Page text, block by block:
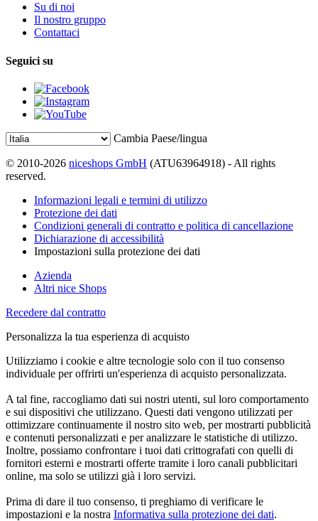
Su di noi
Il nostro gruppo
Contattaci
Seguici su
Cambia Paese/lingua
© 2010-2026 niceshops GmbH (ATU63964918) - All rights
reserved.
Informazioni legali e termini di utilizzo
Protezione dei dati
Condizioni generali di contratto e politica di cancellazione
Dichiarazione di accessibilità
Impostazioni sulla protezione dei dati
Azienda
Altri nice Shops
Recedere dal contratto
Personalizza la tua esperienza di acquisto
Utilizziamo i cookie e altre tecnologie solo con il tuo consenso
individuale per offrirti un'esperienza di acquisto personalizzata.
A tal fine, raccogliamo dati sui nostri utenti, sul loro comportamento
e sui dispositivi che utilizzano. Questi dati vengono utilizzati per
ottimizzare continuamente il nostro sito web, per mostrarti pubblicità
e contenuti personalizzati e per analizzare le statistiche di utilizzo.
Inoltre, possiamo confrontare i tuoi dati crittografati con quelli di
fornitori esterni e mostrarti offerte tramite i loro canali pubblicitari
online, ma solo se utilizzi già i loro servizi.
Prima di dare il tuo consenso, ti preghiamo di verificare le
impostazioni e la nostra Informativa sulla protezione dei dati.